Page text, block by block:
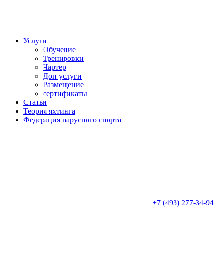
Услуги
Обучение
Тренировки
Чартер
Доп услуги
Размещение
сертификаты
Статьи
Теория яхтинга
Федерация парусного спорта
+7 (493) 277-34-94